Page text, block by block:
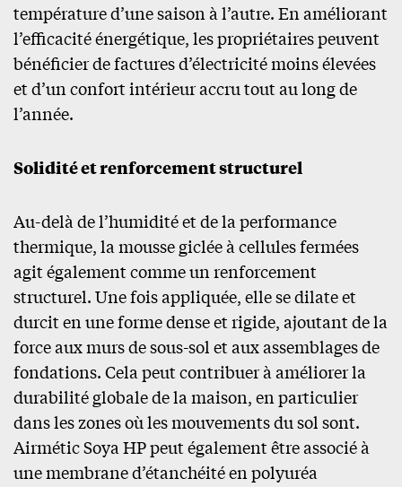
température d’une saison à l’autre. En améliorant
l’efficacité énergétique, les propriétaires peuvent
bénéficier de factures d’électricité moins élevées
et d’un confort intérieur accru tout au long de
l’année.
Solidité et renforcement structurel
Au-delà de l’humidité et de la performance
thermique, la mousse giclée à cellules fermées
agit également comme un renforcement
structurel. Une fois appliquée, elle se dilate et
durcit en une forme dense et rigide, ajoutant de la
force aux murs de sous-sol et aux assemblages de
fondations. Cela peut contribuer à améliorer la
durabilité globale de la maison, en particulier
dans les zones où les mouvements du sol sont.
Airmétic Soya HP peut également être associé à
une membrane d’étanchéité en polyuréa